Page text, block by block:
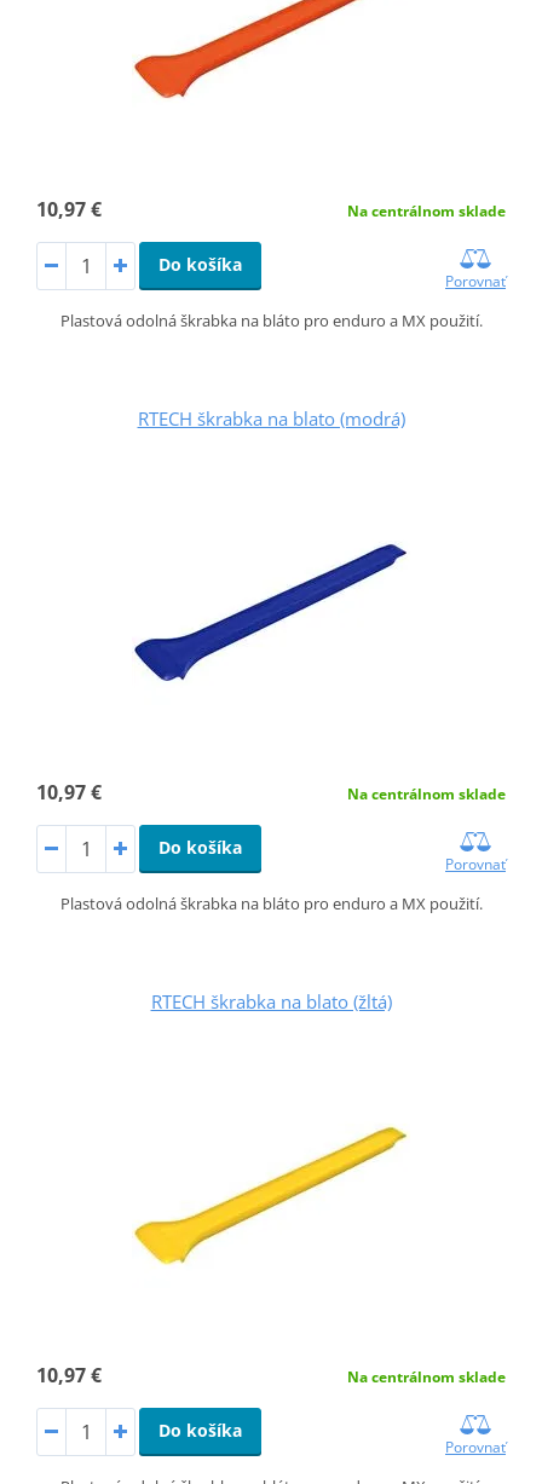
10,97 € Na centrálnom sklade
Do košíka
Porovnať
Plastová odolná škrabka na bláto pro enduro a MX použití.
RTECH škrabka na blato (modrá)
10,97 € Na centrálnom sklade
Do košíka
Porovnať
Plastová odolná škrabka na bláto pro enduro a MX použití.
RTECH škrabka na blato (žltá)
10,97 € Na centrálnom sklade
Do košíka
Porovnať